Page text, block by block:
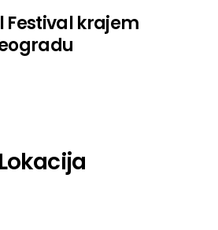
Festival krajem
Lokacija